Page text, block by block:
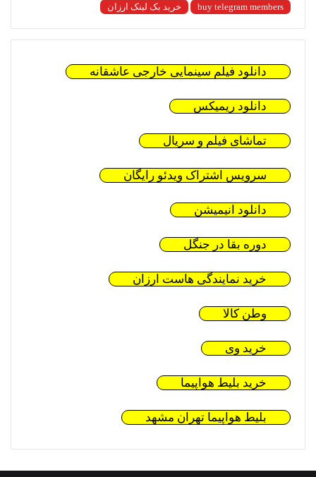
buy telegram members خرید بک لینک ارزان
دانلود فیلم سینمایی خارجی عاشقانه
دانلود ریمیکس
تماشای فیلم و سریال
سرویس اشتراک ویدئو رایگان
دانلود انیمیشن
دوره بقا در جنگل
خرید نمایندگی هاست ارزان
وطن کالا
خرید وی
خرید بلیط هواپیما
بلیط هواپیما تهران مشهد